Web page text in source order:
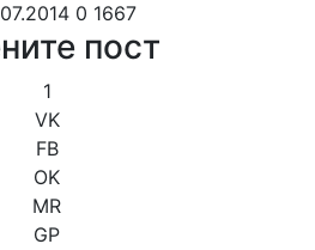
0 1667
пост
1
VK
FB
OK
MR
GP